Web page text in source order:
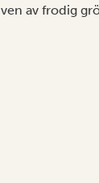
av frodig